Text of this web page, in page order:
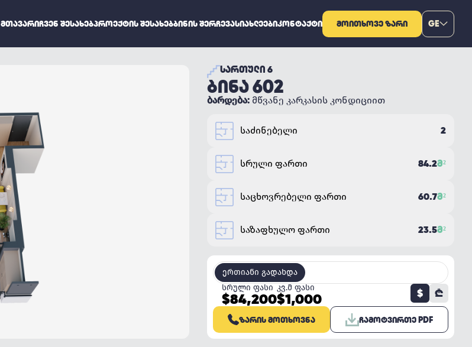
ᲛᲗᲐᲕᲐᲠᲘᲩᲕᲔᲜ ᲨᲔᲡᲐᲮᲔᲑᲞᲠᲝᲔᲥᲢᲘᲡ ᲨᲔᲡᲐᲮᲔᲑᲑᲘᲜᲘᲡ ᲨᲔᲠᲩᲔᲕᲐᲡᲘᲐᲮᲚᲔᲔᲑᲘᲙᲝᲜᲢᲐᲥᲢᲘ ᲛᲝᲘᲗᲮᲝᲕᲔ ᲖᲐᲠᲘ GE
ᲡᲐᲠᲗᲣᲚᲘ 6
ᲑᲘᲜᲐ 602
ბარდება: მწვანე კარკასის კონდიციით
საძინებელი 2
სრული ფართი 84.2Მ²
საცხოვრებელი ფართი 60.7Მ²
საზაფხულო ფართი 23.5Მ²
ერთიანი გადახდა
სრული ფასი
$84,200
კვ.მ ფასი
$1,000 $ ₾
ᲖᲐᲠᲘᲡ ᲛᲝᲗᲮᲝᲕᲜᲐ ᲩᲐᲛᲝᲢᲕᲘᲠᲗᲔ PDF